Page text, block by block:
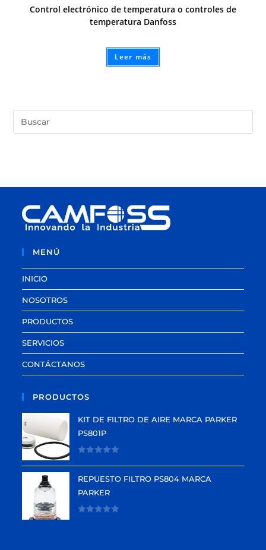
Control electrónico de temperatura o controles de
temperatura Danfoss
Leer más
MENÚ
INICIO
NOSOTROS
PRODUCTOS
SERVICIOS
CONTÁCTANOS
PRODUCTOS
KIT DE FILTRO DE AIRE MARCA PARKER
PS801P
r
REPUESTO FILTRO PS804 MARCA
PARKER